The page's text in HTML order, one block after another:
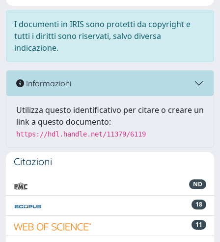
I documenti in IRIS sono protetti da copyright e
tutti i diritti sono riservati, salvo diversa
indicazione.
Informazioni
Utilizza questo identificativo per citare o creare un
link a questo documento:
https://hdl.handle.net/11379/6119
Citazioni
ND
18
11